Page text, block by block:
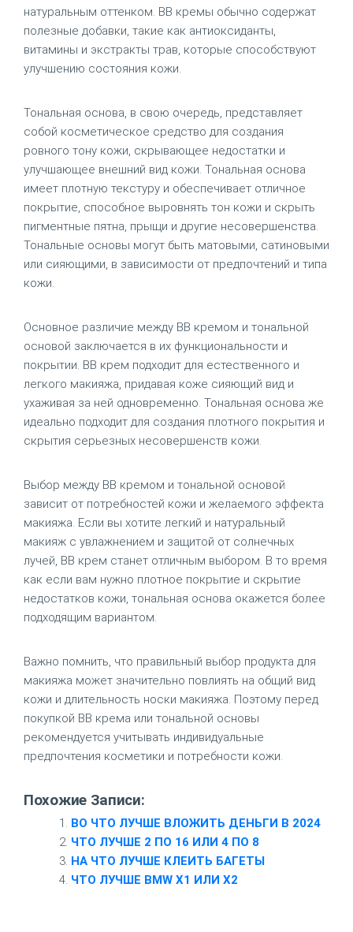
натуральным оттенком. BB кремы обычно содержат
полезные добавки, такие как антиоксиданты,
витамины и экстракты трав, которые способствуют
улучшению состояния кожи.
Тональная основа, в свою очередь, представляет
собой косметическое средство для создания
ровного тону кожи, скрывающее недостатки и
улучшающее внешний вид кожи. Тональная основа
имеет плотную текстуру и обеспечивает отличное
покрытие, способное выровнять тон кожи и скрыть
пигментные пятна, прыщи и другие несовершенства.
Тональные основы могут быть матовыми, сатиновыми
или сияющими, в зависимости от предпочтений и типа
кожи.
Основное различие между BB кремом и тональной
основой заключается в их функциональности и
покрытии. BB крем подходит для естественного и
легкого макияжа, придавая коже сияющий вид и
ухаживая за ней одновременно. Тональная основа же
идеально подходит для создания плотного покрытия и
скрытия серьезных несовершенств кожи.
Выбор между BB кремом и тональной основой
зависит от потребностей кожи и желаемого эффекта
макияжа. Если вы хотите легкий и натуральный
макияж с увлажнением и защитой от солнечных
лучей, BB крем станет отличным выбором. В то время
как если вам нужно плотное покрытие и скрытие
недостатков кожи, тональная основа окажется более
подходящим вариантом.
Важно помнить, что правильный выбор продукта для
макияжа может значительно повлиять на общий вид
кожи и длительность носки макияжа. Поэтому перед
покупкой BB крема или тональной основы
рекомендуется учитывать индивидуальные
предпочтения косметики и потребности кожи.
Похожие Записи:
ВО ЧТО ЛУЧШЕ ВЛОЖИТЬ ДЕНЬГИ В 2024
ЧТО ЛУЧШЕ 2 ПО 16 ИЛИ 4 ПО 8
НА ЧТО ЛУЧШЕ КЛЕИТЬ БАГЕТЫ
ЧТО ЛУЧШЕ BMW X1 ИЛИ X2